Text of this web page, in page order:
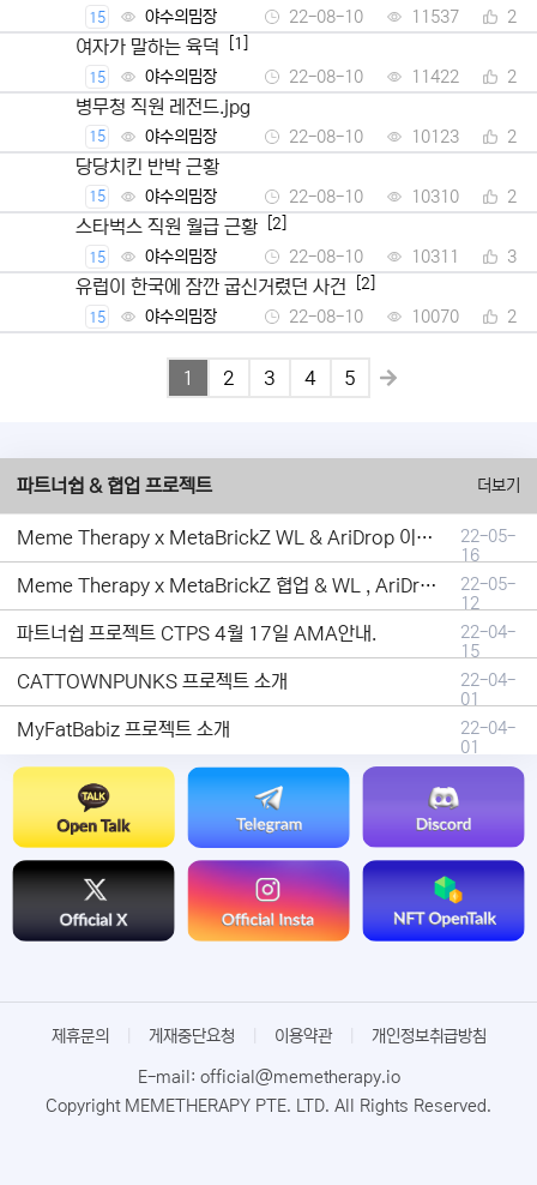
15 야수의밈장 22-08-10 11537 2
여자가 말하는 육덕 [1]
15 야수의밈장 22-08-10 11422 2
병무청 직원 레전드.jpg
15 야수의밈장 22-08-10 10123 2
당당치킨 반박 근황
15 야수의밈장 22-08-10 10310 2
스타벅스 직원 월급 근황 [2]
15 야수의밈장 22-08-10 10311 3
유럽이 한국에 잠깐 굽신거렸던 사건 [2]
15 야수의밈장 22-08-10 10070 2
1 2 3 4 5
파트너쉽 & 협업 프로젝트 더보기
Meme Therapy x MetaBrickZ WL & AriDrop 이벤트 결과안내!
22-05-
16
Meme Therapy x MetaBrickZ 협업 & WL , AriDrop 이벤트 안내
22-05-
12
파트너쉽 프로젝트 CTPS 4월 17일 AMA안내.
22-04-
15
CATTOWNPUNKS 프로젝트 소개
22-04-
01
MyFatBabiz 프로젝트 소개
22-04-
01
제휴문의 게재중단요청 이용약관 개인정보취급방침
E-mail: official@memetherapy.io
Copyright MEMETHERAPY PTE. LTD. All Rights Reserved.